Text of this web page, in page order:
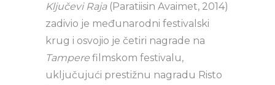
Ključevi Raja(Paratiisin Avaimet, 2014)
zadivio je međunarodni festivalski
krug i osvojio je četiri nagrade na
Tampere filmskom festivalu,
uključujući prestižnu nagradu Risto